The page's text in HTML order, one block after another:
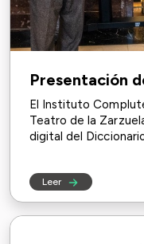
Presentación
El Instituto
Teatro de la
digital del
Leer